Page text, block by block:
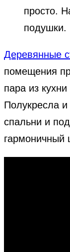
просто.
подушки.
Деревянные
помещения
пара из
Полукресла и
спальни и
гармоничный